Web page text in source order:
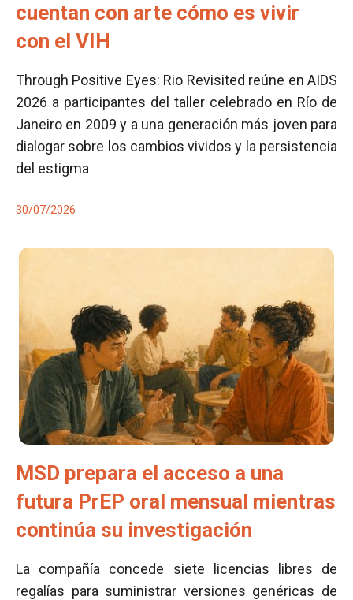
cuentan con arte cómo es vivir
con el VIH
Through Positive Eyes: Rio Revisited reúne en AIDS
2026 a participantes del taller celebrado en Río de
Janeiro en 2009 y a una generación más joven para
dialogar sobre los cambios vividos y la persistencia
del estigma
30/07/2026
MSD prepara el acceso a una
futura PrEP oral mensual mientras
continúa su investigación
La compañía concede siete licencias libres de
regalías para suministrar versiones genéricas de